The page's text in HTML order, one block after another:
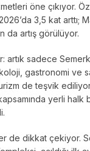
öne çıkıyor.
3,5 kat arttı;
da artış görülüyor.
artık sadece
gastronomi ve
de teşvik
yerli halk
de dikkat çekiyor.